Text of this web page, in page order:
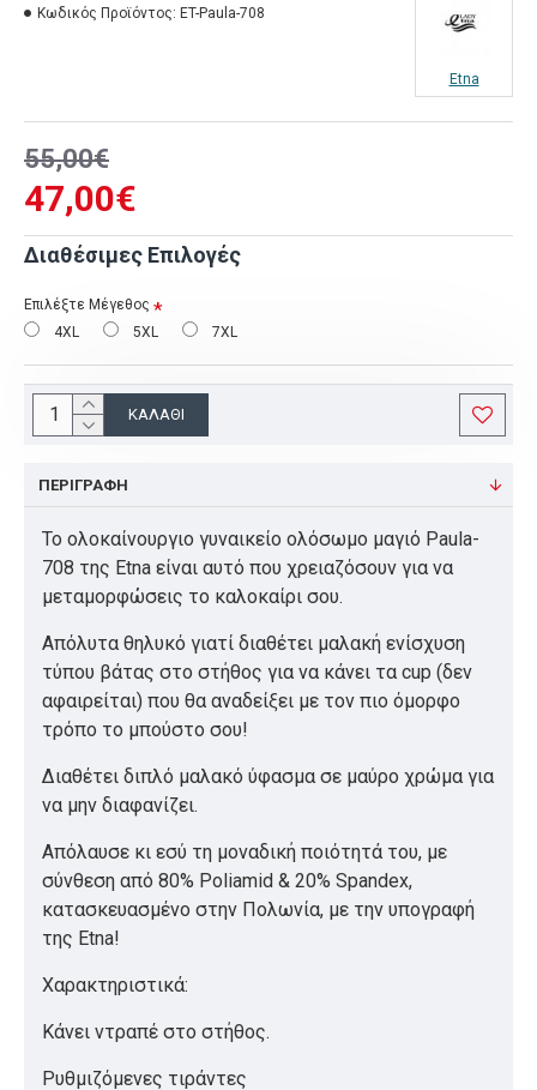
47,00€
55,00€
Κωδικός Προϊόντος: ET-Paula-708
Etna
Διαθέσιμες Επιλογές
Επιλέξτε Μέγεθος
4XL
5XL 7XL
ΚΑΛΆΘΙ
ΠΕΡΙΓΡΑΦΉ
Το ολοκαίνουργιο γυναικείο ολόσωμο μαγιό Paula-
708 της Etna είναι αυτό που χρειαζόσουν για να
μεταμορφώσεις το καλοκαίρι σου.
Απόλυτα θηλυκό γιατί διαθέτει μαλακή ενίσχυση
τύπου βάτας στο στήθος για να κάνει τα cup (δεν
αφαιρείται) που θα αναδείξει με τον πιο όμορφο
τρόπο το μπούστο σου!
Διαθέτει διπλό μαλακό ύφασμα σε μαύρο χρώμα για
να μην διαφανίζει.
Απόλαυσε κι εσύ τη μοναδική ποιότητά του, με
σύνθεση από 80% Poliamid & 20% Spandex,
κατασκευασμένο στην Πολωνία, με την υπογραφή
της Etna!
Χαρακτηριστικά:
Κάνει ντραπέ στο στήθος.
Ρυθμιζόμενες τιράντες